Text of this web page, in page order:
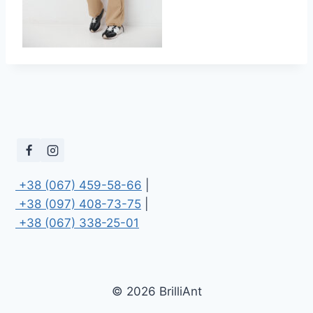
+38 (067) 459-58-66
+38 (097) 408-73-75
+38 (067) 338-25-01
© 2026 BrilliAnt